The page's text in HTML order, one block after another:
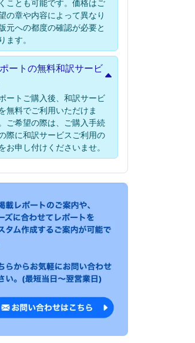
ことも可能です。価格はご
の章や内容によって異なり
元への都度の確認が必要と
ます。
ートの無料和訳サービ
ートご購入後、和訳サービ
無料でご利用いただけま
ご希望の際は、ご購入手続
際に和訳サービスご利用の
お申し付けくださいませ。